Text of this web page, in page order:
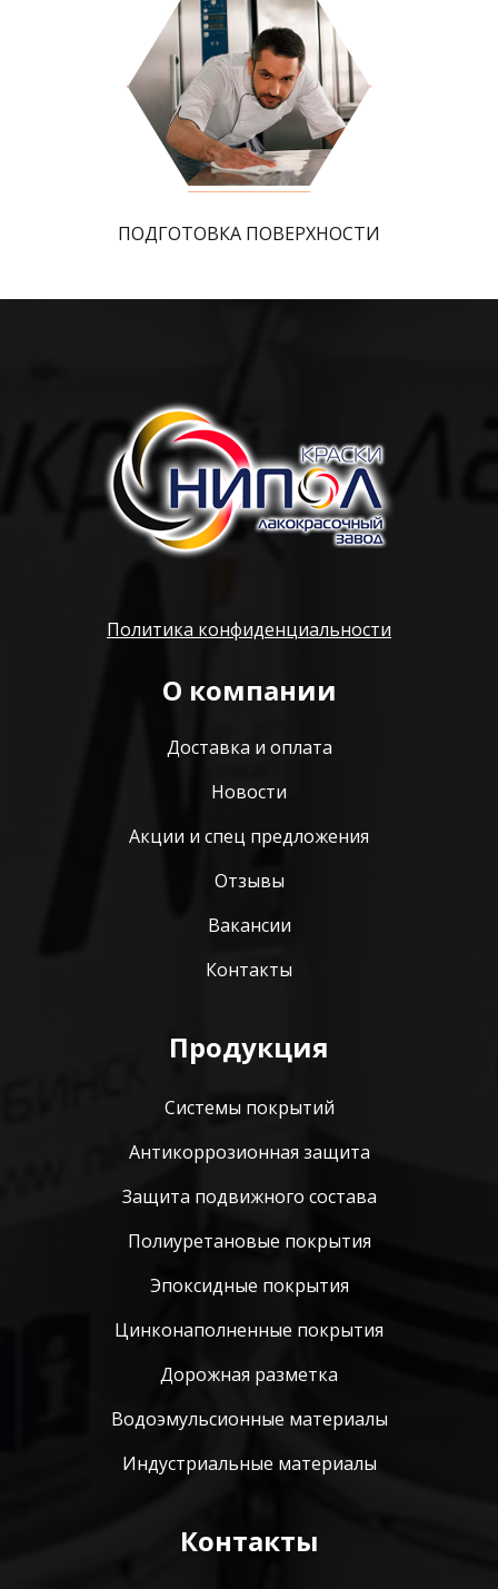
ПОДГОТОВКА ПОВЕРХНОСТИ
Политика конфиденциальности
О компании
Доставка и оплата
Новости
Акции и спец предложения
Отзывы
Вакансии
Контакты
Продукция
Системы покрытий
Антикоррозионная защита
Защита подвижного состава
Полиуретановые покрытия
Эпоксидные покрытия
Цинконаполненные покрытия
Дорожная разметка
Водоэмульсионные материалы
Индустриальные материалы
Контакты